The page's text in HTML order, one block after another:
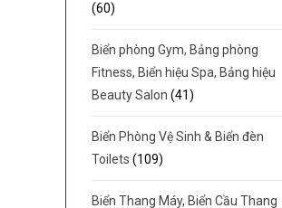
(60)
Biển phòng Gym, Bảng phòng
Fitness, Biển hiệu Spa, Bảng hiệu
Beauty Salon (41)
Biển Phòng Vệ Sinh & Biển đèn
Toilets (109)
Biển Thang Máy, Biển Cầu Thang